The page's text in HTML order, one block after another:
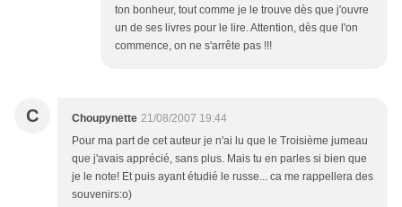
ton bonheur, tout comme je le trouve dès que j'ouvre
un de ses livres pour le lire. Attention, dès que l'on
commence, on ne s'arrête pas !!!
C Choupynette 21/08/2007 19:44
Pour ma part de cet auteur je n'ai lu que le Troisième jumeau
que j'avais apprécié, sans plus. Mais tu en parles si bien que
je le note! Et puis ayant étudié le russe... ca me rappellera des
souvenirs:o)